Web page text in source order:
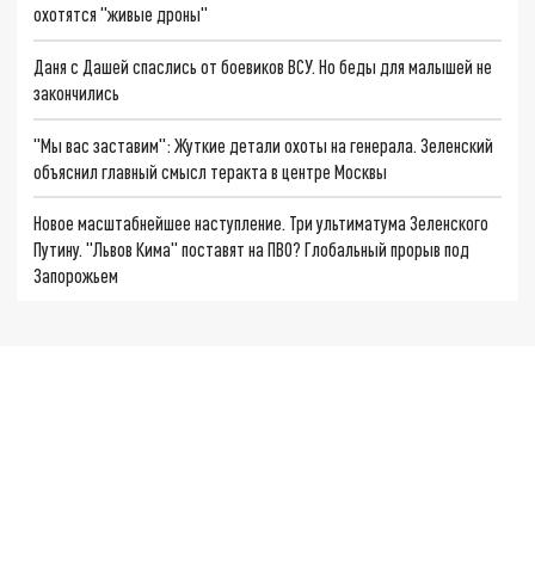
охотятся "живые дроны"
Даня с Дашей спаслись от боевиков ВСУ. Но беды для малышей не
закончились
"Мы вас заставим": Жуткие детали охоты на генерала. Зеленский
объяснил главный смысл теракта в центре Москвы
Новое масштабнейшее наступление. Три ультиматума Зеленского
Путину. "Львов Кима" поставят на ПВО? Глобальный прорыв под
Запорожьем